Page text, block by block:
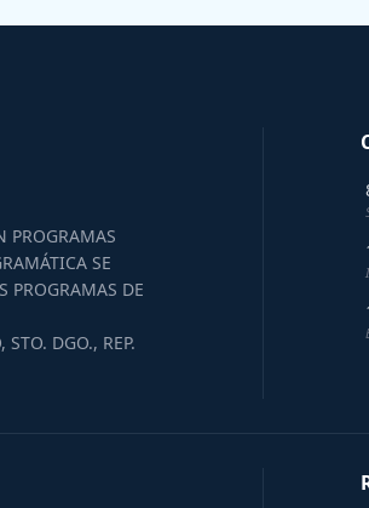
PROGRAMAS
SE
PROGRAMAS DE
DGO., REP.